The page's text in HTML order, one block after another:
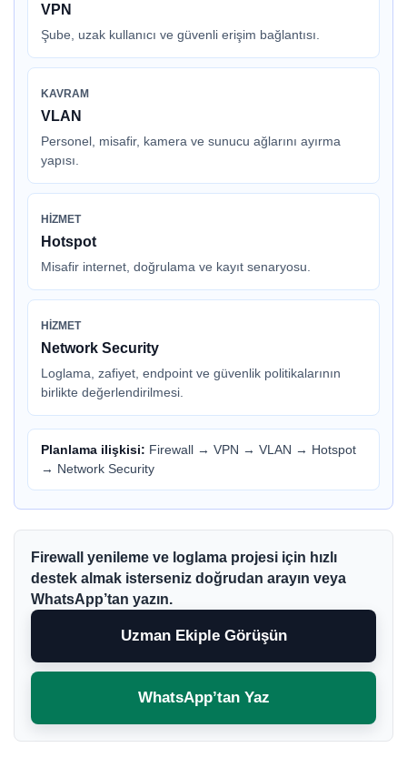
VPN
Şube, uzak kullanıcı ve güvenli erişim bağlantısı.
KAVRAM
VLAN
Personel, misafir, kamera ve sunucu ağlarını ayırma
yapısı.
HIZMET
Hotspot
Misafir internet, doğrulama ve kayıt senaryosu.
HIZMET
Network Security
Loglama, zafiyet, endpoint ve güvenlik politikalarının
birlikte değerlendirilmesi.
Planlama ilişkisi: Firewall → VPN → VLAN → Hotspot
→ Network Security
Firewall yenileme ve loglama projesi için hızlı
destek almak isterseniz doğrudan arayın veya
WhatsApp’tan yazın.
Uzman Ekiple Görüşün
WhatsApp’tan Yaz